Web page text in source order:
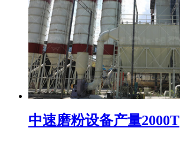
中速磨粉设备产量2000T